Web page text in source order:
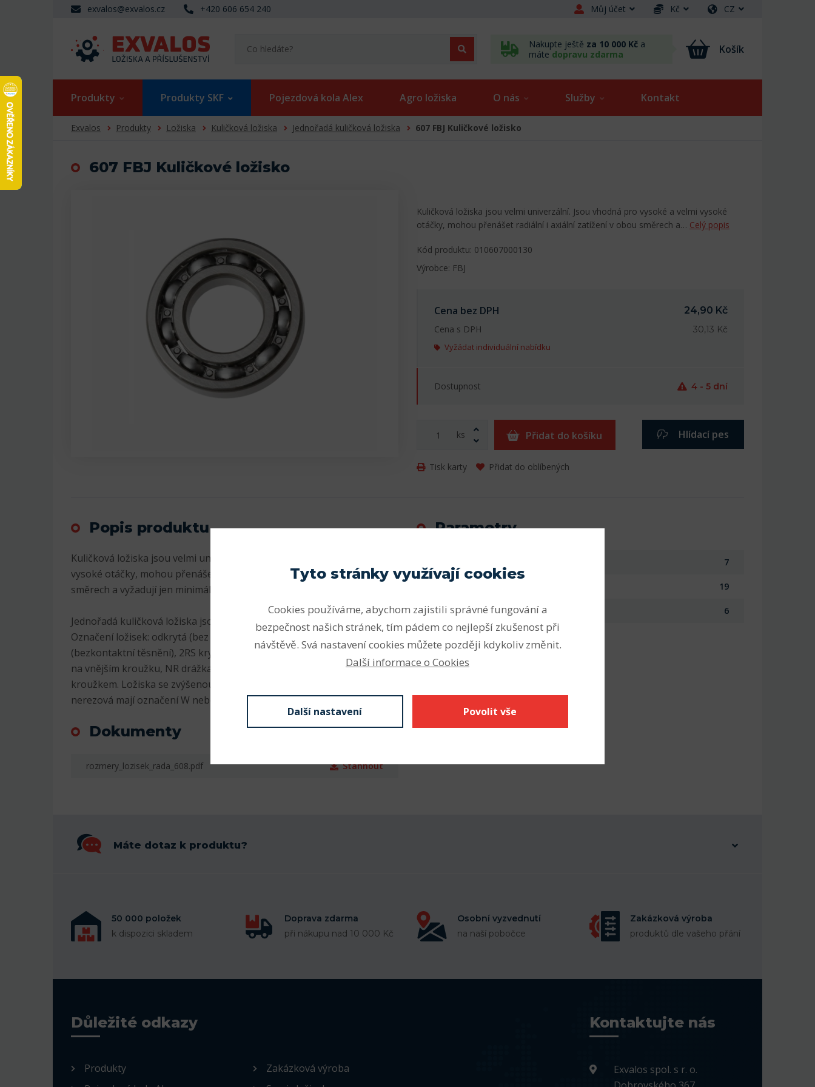
exvalos@exvalos.cz +420 606 654 240 Můj účet Kč CZ
Nakupte ještě za 10 000 Kč a
máte dopravu zdarma Košík
Produkty Produkty SKF Pojezdová kola Alex Agro ložiska O nás Služby Kontakt
Exvalos Produkty Ložiska Kuličková ložiska Jednořadá kuličková ložiska 607 FBJ Kuličkové ložisko
607 FBJ Kuličkové ložisko
Kuličková ložiska jsou velmi univerzální. Jsou vhodná pro vysoké a velmi vysoké
otáčky, mohou přenášet radiální i axiální zatížení v obou směrech a… Celý popis
Kód produktu: 010607000130
Výrobce: FBJ
Cena bez DPH
24,90 Kč
Cena s DPH
30,13 Kč
Vyžádat individuální nabídku
Dostupnost 4 - 5 dní
ks Přidat do košíku Hlídací pes
Tisk karty Přidat do oblíbených
Popis produktu
Kuličková ložiska jsou velmi univerzální. Jsou vhodná pro vysoké a velmi
vysoké otáčky, mohou přenášet radiální i axiální zatížení v obou
směrech a vyžadují jen minimální údržbu.
Jednořadá kuličková ložiska jsou nejrozšířenějším druhem ložisek.
Označení ložisek: odkrytá (bez označení), 2Z krytá plechem
(bezkontaktní těsnění), 2RS krytá plastem (kontaktní těsnění), N drážka
na vnějším kroužku, NR drážka na vnějším kroužku s pojistným
kroužkem. Ložiska se zvýšenou radiální vůlí se značí C3 nebo C4,
nerezová mají označení W nebo S, K kuželová díra vnitřního kroužku.
Dokumenty
rozmery_lozisek_rada_608.pdf Stáhnout
Parametry
7
19
Šířka (mm) 6
Máte dotaz k produktu?
50 000 položek
k dispozici skladem
Doprava zdarma
při nákupu nad 10 000 Kč
Osobní vyzvednutí
na naší pobočce
Zakázková výroba
produktů dle vašeho přání
Důležité odkazy
Produkty
Zakázková výroba
Kontaktujte nás
Exvalos spol. s r. o.
Tyto stránky využívají cookies
Cookies používáme, abychom zajistili správné fungování a
bezpečnost našich stránek, tím pádem co nejlepší zkušenost při
návštěvě. Svá nastavení cookies můžete později kdykoliv změnit.
Další informace o Cookies
Další nastavení Povolit vše